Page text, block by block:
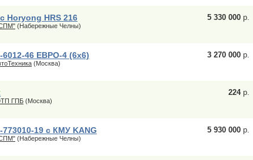
Horyong HRS 216
(Набережные Челны)
5 330 000 р.
46 ЕВРО-4 (6х6)
(Москва)
3 270 000 р.
ГПБ (Москва)
224р.
19 с КМУ KANG
(Набережные Челны)
5 930 000 р.